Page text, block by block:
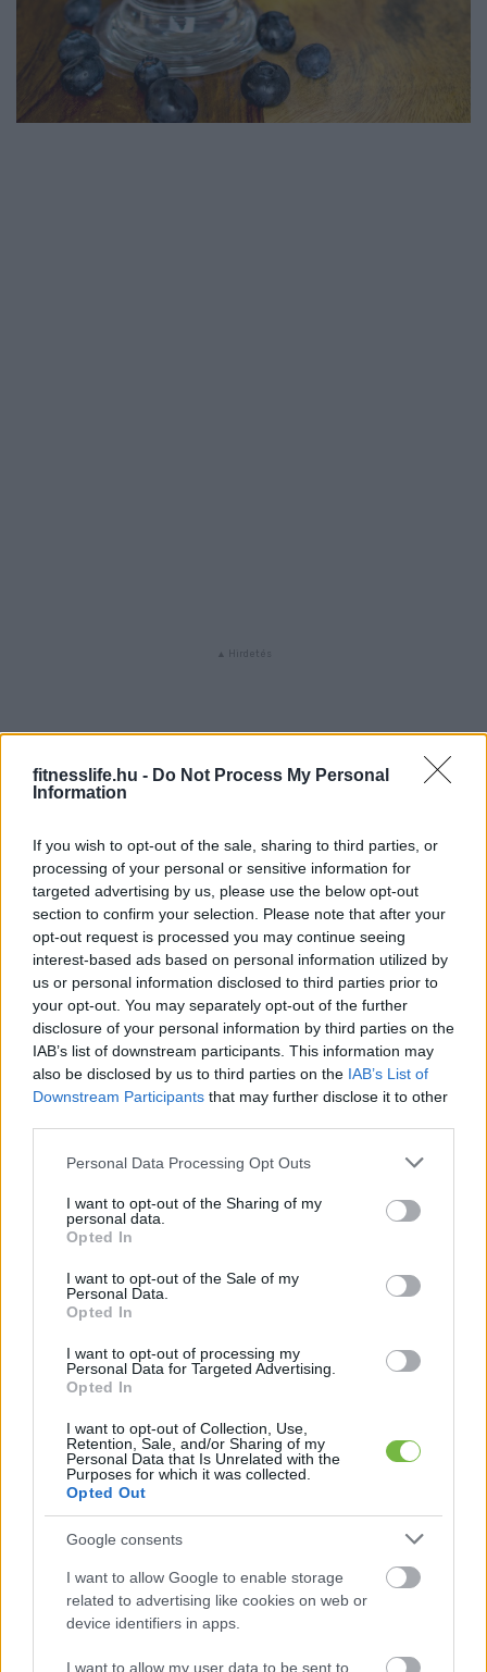
fitnesslife.hu - Do Not Process My Personal
Information
If you wish to opt-out of the sale, sharing to third parties, or
processing of your personal or sensitive information for
targeted advertising by us, please use the below opt-out
section to confirm your selection. Please note that after your
opt-out request is processed you may continue seeing
interest-based ads based on personal information utilized by
us or personal information disclosed to third parties prior to
your opt-out. You may separately opt-out of the further
disclosure of your personal information by third parties on the
IAB’s list of downstream participants. This information may
also be disclosed by us to third parties on the IAB’s List of
Downstream Participants that may further disclose it to other
Please note that this website/app uses one or more Google
not limited to your visit or usage behaviour. You may click to
grant or deny consent to Google and its third-party tags to
use your data for below specified purposes in below Google
consent section.
Personal Data Processing Opt Outs
I want to opt-out of the Sharing of my
personal data.
Opted In
I want to opt-out of the Sale of my
Personal Data.
Opted In
I want to opt-out of processing my
Personal Data for Targeted Advertising.
Opted In
I want to opt-out of Collection, Use,
Retention, Sale, and/or Sharing of my
Personal Data that Is Unrelated with the
Purposes for which it was collected.
Opted Out
Google consents
I want to allow Google to enable storage
related to advertising like cookies on web or
device identifiers in apps.
I want to allow my user data to be sent to
– 2dl víz
– 450-500g túró
– 2ek natúr joghurt (lehet zsírszegény tejföl)
– bogyós gyümölcs (ízlés szerint más is használható)
– természetes édesítő: xilit/eritrit/stevia ízlés szerinti
mennyiségben.
Elkészítés:
A chiamagot a 2dl vízbe beáztatjuk, ízlés szerinti
mennyiségű édesítőt keverünk hozzá. Kb.20perc
alatt pudingos állagúvá válik. Eközben érdemes
többször megkeverni.
ezzel némileg krémesebb lesz az íze, viszont
magasabb is lesz a szénhidrát tartalma. 1dl tejben
4,7g ch van!
A túrót villával összetörjük, majd a natúr
joghurttal/tejföllel és kis édesítővel krémesre
keverjük.
TIPP: ha szeretnéd kicsit pikánsabbá tenni, akkor
egy egész citrom levét és húsát belefacsarhatod a